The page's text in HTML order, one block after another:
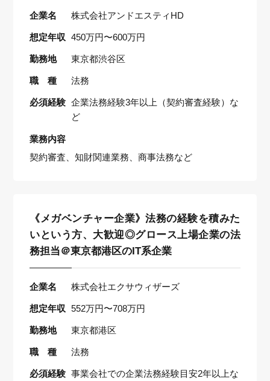
企業名 株式会社アンドエスティHD
想定年収 450万円〜600万円
勤務地 東京都渋谷区
職 種 法務
必須経験 企業法務経験3年以上（契約審査経験）な
ど
業務内容
契約審査、知財関連業務、商事法務など
《メガベンチャー企業》法務の経験を積みた
いという方、大歓迎◎グロース上場企業の法
務担当＠東京都港区のIT系企業
企業名 株式会社エクサウィザーズ
想定年収 552万円〜708万円
勤務地 東京都港区
職 種 法務
必須経験 事業会社での企業法務経験目安2年以上な